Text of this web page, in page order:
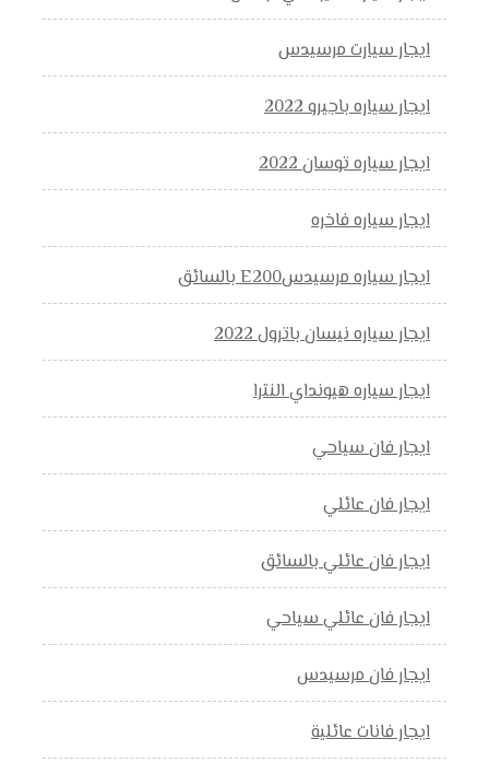
ايجار سيارت مرسيدس
ايجار سياره باجيرو 2022
ايجار سياره توسان 2022
ايجار سياره فاخره
ايجار سياره مرسيدسE200 بالسائق
ايجار سياره نيسان باترول 2022
ايجار سياره هيونداي النترا
ايجار فان سياحي
ايجار فان عائلي
ايجار فان عائلي بالسائق
ايجار فان عائلي سياحي
ايجار فان مرسيدس
ايجار فانات عائلية